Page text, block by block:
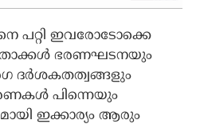
പറ്റി ഇവരോടോക്കെ
ഭരണഘടനയും
ദര്‍ശകതത്വങ്ങളും
പിന്നെയും
ഇക്കാര്യം ആരും